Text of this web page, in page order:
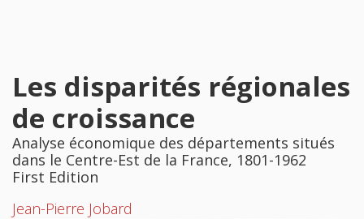
Les disparités régionales
de croissance
Analyse économique des départements situés
dans le Centre-Est de la France, 1801-1962
First Edition
Jean-Pierre Jobard